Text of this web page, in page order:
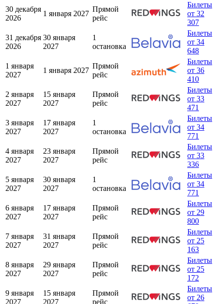
30 декабря
2026
1 января 2027
Прямой
рейс
Билеты
от 32
307
31 декабря
2026
30 января
2027
1
остановка
Билеты
от 34
648
1 января
2027
1 января 2027
Прямой
рейс
Билеты
от 36
410
2 января
2027
15 января
2027
Прямой
рейс
Билеты
от 33
471
3 января
2027
17 января
2027
1
остановка
Билеты
от 34
771
4 января
2027
23 января
2027
Прямой
рейс
Билеты
от 33
336
5 января
2027
30 января
2027
1
остановка
Билеты
от 34
771
6 января
2027
17 января
2027
Прямой
рейс
Билеты
от 29
800
7 января
2027
31 января
2027
Прямой
рейс
Билеты
от 25
163
8 января
2027
29 января
2027
Прямой
рейс
Билеты
от 25
172
9 января
2027
15 января
2027
Прямой
рейс
Билеты
от 26